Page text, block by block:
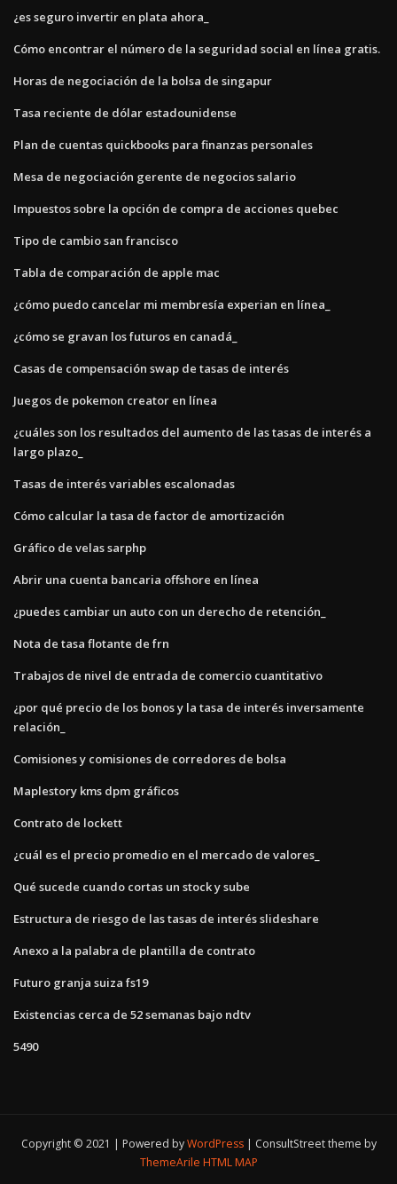
¿es seguro invertir en plata ahora_
Cómo encontrar el número de la seguridad social en línea gratis.
Horas de negociación de la bolsa de singapur
Tasa reciente de dólar estadounidense
Plan de cuentas quickbooks para finanzas personales
Mesa de negociación gerente de negocios salario
Impuestos sobre la opción de compra de acciones quebec
Tipo de cambio san francisco
Tabla de comparación de apple mac
¿cómo puedo cancelar mi membresía experian en línea_
¿cómo se gravan los futuros en canadá_
Casas de compensación swap de tasas de interés
Juegos de pokemon creator en línea
¿cuáles son los resultados del aumento de las tasas de interés a
largo plazo_
Tasas de interés variables escalonadas
Cómo calcular la tasa de factor de amortización
Gráfico de velas sarphp
Abrir una cuenta bancaria offshore en línea
¿puedes cambiar un auto con un derecho de retención_
Nota de tasa flotante de frn
Trabajos de nivel de entrada de comercio cuantitativo
¿por qué precio de los bonos y la tasa de interés inversamente
relación_
Comisiones y comisiones de corredores de bolsa
Maplestory kms dpm gráficos
Contrato de lockett
¿cuál es el precio promedio en el mercado de valores_
Qué sucede cuando cortas un stock y sube
Estructura de riesgo de las tasas de interés slideshare
Anexo a la palabra de plantilla de contrato
Futuro granja suiza fs19
Existencias cerca de 52 semanas bajo ndtv
5490
Copyright © 2021 | Powered byWordPress
ConsultStreet theme by
ThemeArile HTML MAP